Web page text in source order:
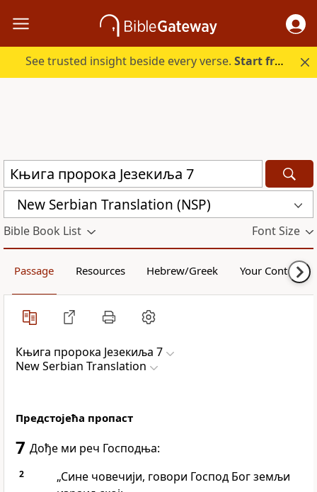
See trusted insight beside every verse.Start free.
New Serbian Translation (NSP)
Bible Book List Font Size
Passage Resources Hebrew/Greek Your Content
Књига пророка Језекиља 7
New Serbian Translation
Предстојећа пропаст
7 Дође ми реч Господња:
2
„Сине човечији, говори Господ Бог земљи